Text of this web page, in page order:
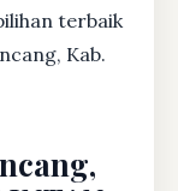
terbaik
Kab.